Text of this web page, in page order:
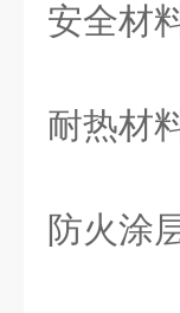
安全材
4.
耐热材
5.
防火涂